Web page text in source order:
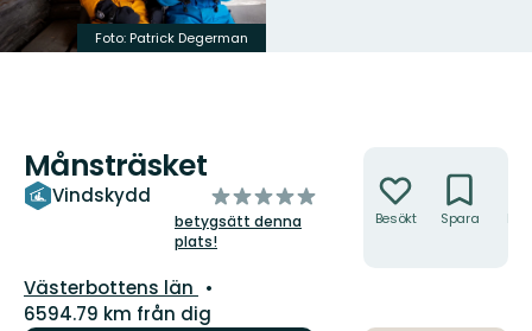
Foto: Patrick Degerman
Månsträsket
Vindskydd
av
5
stjärnor
betygsätt denna
plats!
Län:
Västerbottens län
6594.79 km från dig
Besökt Spara